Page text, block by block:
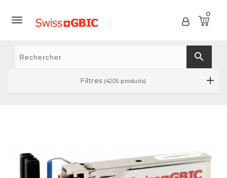
 0
search
Filtres (4205 produits)